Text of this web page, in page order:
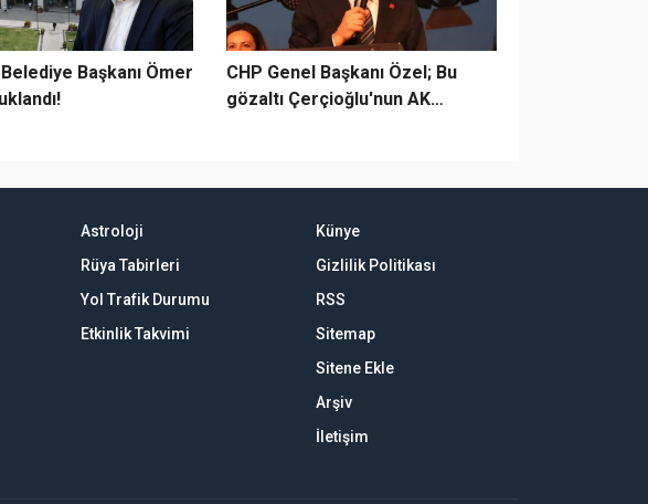
Belediye Başkanı Ömer
CHP Genel Başkanı Özel; Bu
gözaltı Çerçioğlu'nun AK
Astroloji
Rüya Tabirleri
Yol Trafik Durumu
Etkinlik Takvimi
Künye
Gizlilik Politikası
RSS
Sitemap
Sitene Ekle
Arşiv
İletişim